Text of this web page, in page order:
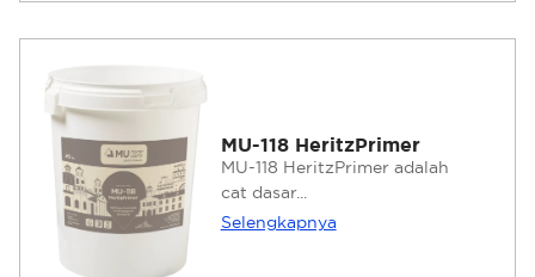
MU-118 HeritzPrimer
MU-118 HeritzPrimer adalah
cat dasar...
Selengkapnya